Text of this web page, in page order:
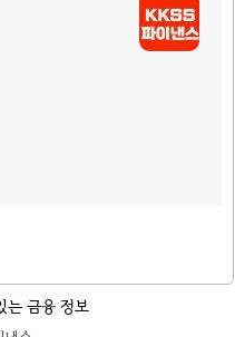
는 금융 정보